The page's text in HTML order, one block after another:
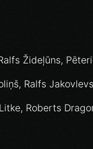
Žideļūns,
Ralfs
Roberts